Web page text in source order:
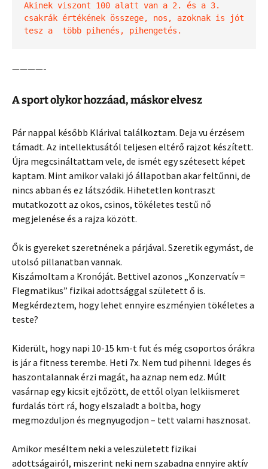
Akinek viszont 100 alatt van a 2. és a 3.
csakrák értékének összege, nos, azoknak is jót
tesz a  több pihenés, pihengetés.
————-
A sport olykor hozzáad, máskor elvesz
Pár nappal később Klárival találkoztam. Deja vu érzésem
támadt. Az intellektusától teljesen eltérő rajzot készített.
Újra megcsináltattam vele, de ismét egy szétesett képet
kaptam. Mint amikor valaki jó állapotban akar feltűnni, de
nincs abban és ez látszódik. Hihetetlen kontraszt
mutatkozott az okos, csinos, tökéletes testű nő
megjelenése és a rajza között.
Ők is gyereket szeretnének a párjával. Szeretik egymást, de
utolsó pillanatban vannak.
Kiszámoltam a Kronóját. Bettivel azonos „Konzervatív =
Flegmatikus” fizikai adottsággal született ő is.
Megkérdeztem, hogy lehet ennyire eszményien tökéletes a
teste?
Kiderült, hogy napi 10-15 km-t fut és még csoportos órákra
is jár a fitness terembe. Heti 7x. Nem tud pihenni. Ideges és
haszontalannak érzi magát, ha aznap nem edz. Múlt
vasárnap egy kicsit ejtőzött, de ettől olyan lelkiismeret
furdalás tört rá, hogy elszaladt a boltba, hogy
megmozduljon és megnyugodjon – tett valami hasznosat.
Amikor meséltem neki a veleszületett fizikai
adottságairól, miszerint neki nem szabadna ennyire aktív